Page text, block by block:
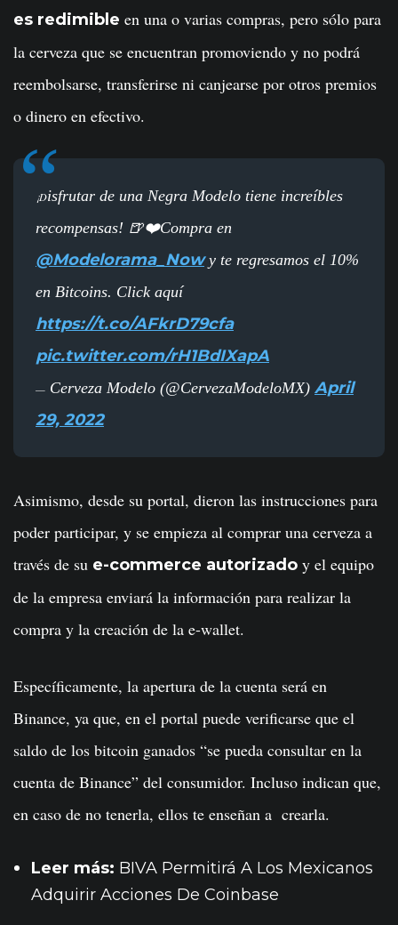
es redimible en una o varias compras, pero sólo para
la cerveza que se encuentran promoviendo y no podrá
reembolsarse, transferirse ni canjearse por otros premios
o dinero en efectivo.
¡Disfrutar de una Negra Modelo tiene increíbles
recompensas! 🍺❤️Compra en
@Modelorama_Nowy te regresamos el 10%
en Bitcoins. Click aquí
https://t.co/AFkrD79cfa
pic.twitter.com/rH1BdIXapA
— Cerveza Modelo (@CervezaModeloMX) April
29, 2022
Asimismo, desde su portal, dieron las instrucciones para
poder participar, y se empieza al comprar una cerveza a
través de su e-commerce autorizado y el equipo
de la empresa enviará la información para realizar la
compra y la creación de la e-wallet.
Específicamente, la apertura de la cuenta será en
Binance, ya que, en el portal puede verificarse que el
saldo de los bitcoin ganados “se pueda consultar en la
cuenta de Binance” del consumidor. Incluso indican que,
en caso de no tenerla, ellos te enseñan a crearla.
Leer más: BIVA Permitirá A Los Mexicanos
Adquirir Acciones De Coinbase